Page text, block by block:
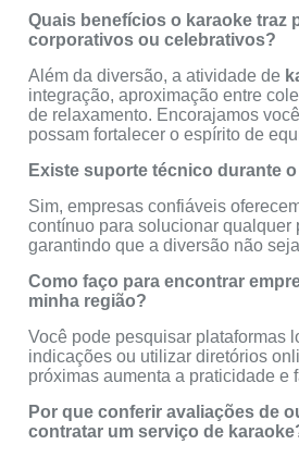
Quais benefícios o karaoke traz
corporativos ou celebrativos?
Além da diversão, a atividade de
integração, aproximação entre
de relaxamento. Encorajamos
possam fortalecer o espírito de
Existe suporte técnico durante
Sim, empresas confiáveis
contínuo para solucionar qualquer
garantindo que a diversão não
Como faço para encontrar
minha região?
Você pode pesquisar plataformas
indicações ou utilizar diretórios
próximas aumenta a praticidade e
Por que conferir avaliações de
contratar um serviço de